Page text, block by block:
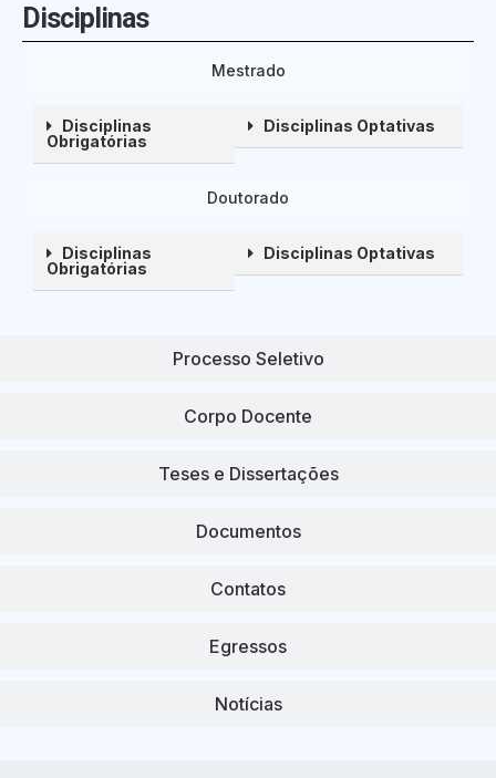
Processo Seletivo
Corpo Docente
Teses e Dissertações
Documentos
Contatos
Egressos
Notícias
Disciplinas
Mestrado
Disciplinas
Obrigatórias
Disciplinas Optativas
Doutorado
Disciplinas
Obrigatórias
Disciplinas Optativas